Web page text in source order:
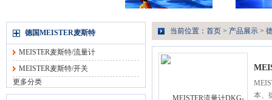
德国MEISTER麦斯特
MEISTER麦斯特/流量计
MEISTER麦斯特/开关
更多分类
当前位置： 首页 > 产品展示 >
本、